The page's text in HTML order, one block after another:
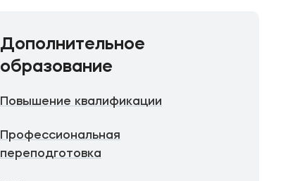
Дополнительное
образование
Повышение квалификации
Профессиональная
переподготовка